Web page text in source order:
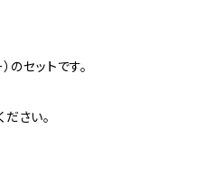
セットです。
さい。